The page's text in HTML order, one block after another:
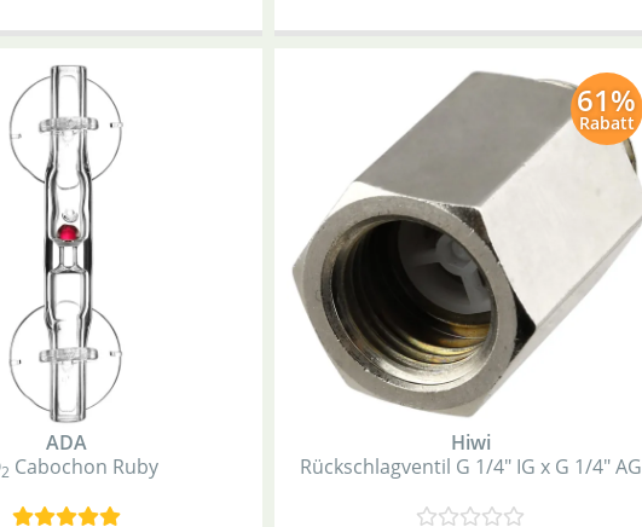
ADA
2 Cabochon Ruby
61%
Rabatt
Hiwi
Rückschlagventil G 1/4" IG x G 1/4" AG